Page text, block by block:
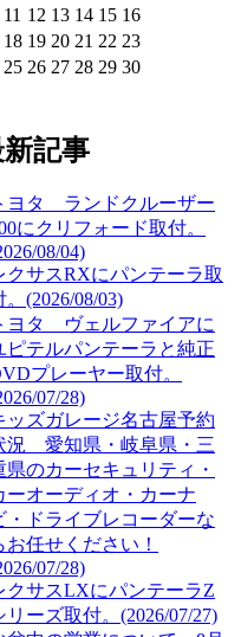
11 12 13 14 15 16
18 19 20 21 22 23
25 26 27 28 29 30
記事
ヨタ ランドクルーザー
にクリフォード取付。
08/04)
クサスRXにパンテーラ取
。(2026/08/03)
ヨタ ヴェルファイアに
ピテルパンテーラと純正
プレーヤー取付。
07/28)
ッズガレージ名古屋予約
況 愛知県・岐阜県・三
県のカーセキュリティ・
ーオーディオ・カーナ
・ドライブレコーダーな
お任せください！
07/28)
クサスLXにパンテーラZ
リーズ取付。(2026/07/27)